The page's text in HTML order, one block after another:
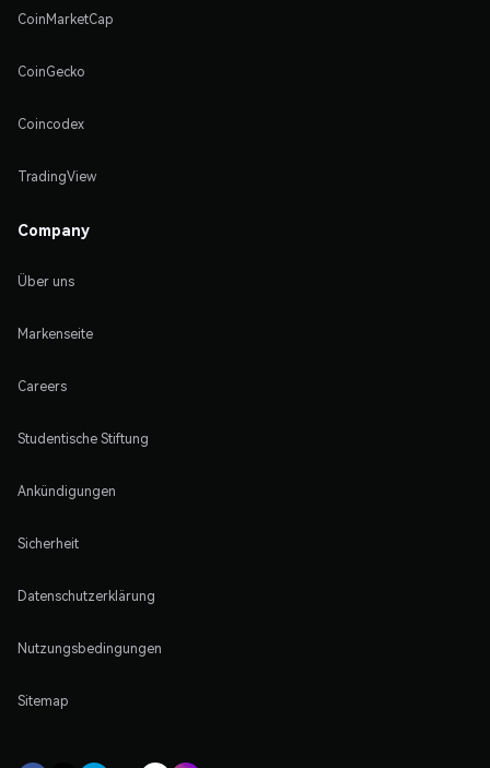
CoinMarketCap
CoinGecko
Coincodex
TradingView
Company
Über uns
Markenseite
Careers
Studentische Stiftung
Ankündigungen
Sicherheit
Datenschutzerklärung
Nutzungsbedingungen
Sitemap